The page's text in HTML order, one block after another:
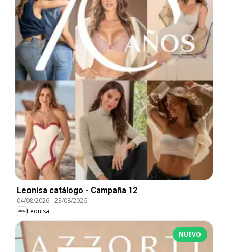
Leonisa catálogo - Campaña 12
04/08/2026-23/08/2026
Leonisa
NUEVO